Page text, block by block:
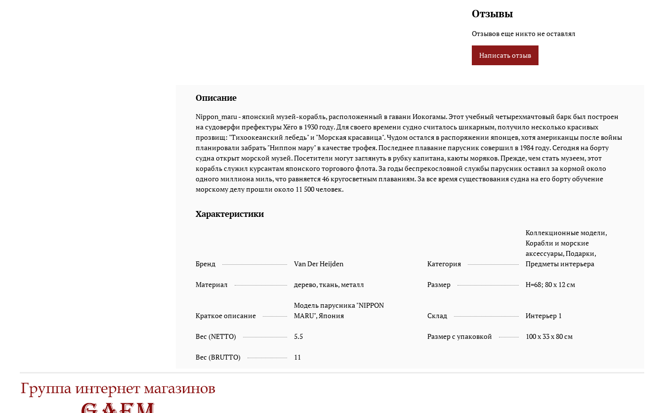
торгового флота. За годы беспрекословной службы
миллиона миль, что равняется 46 кругосветным
плаваниям. За все время существования судна на его
борту обучение морскому делу прошли около 11 500
человек.
Отзывы
Отзывов еще никто не оставлял
Написать отзыв
Описание
Nippon_maru - японский музей-корабль, расположенный в гавани Иокогамы. Этот учебный четырехмачтовый барк был построен
на судоверфи префектуры Хёго в 1930 году. Для своего времени судно считалось шикарным, получило несколько красивых
прозвищ: "Тихоокеанский лебедь" и "Морская красавица". Чудом остался в распоряжении японцев, хотя американцы после войны
планировали забрать "Ниппон мару" в качестве трофея. Последнее плавание парусник совершил в 1984 году. Сегодня на борту
судна открыт морской музей. Посетители могут заглянуть в рубку капитана, каюты моряков. Прежде, чем стать музеем, этот
корабль служил курсантам японского торгового флота. За годы беспрекословной службы парусник оставил за кормой около
одного миллиона миль, что равняется 46 кругосветным плаваниям. За все время существования судна на его борту обучение
морскому делу прошли около 11 500 человек.
Характеристики
Бренд Van Der Heijden Категория
Коллекционные модели,
Корабли и морские
аксессуары, Подарки,
Предметы интерьера
Материал дерево, ткань, металл Размер Н=68; 80 х 12 см
Краткое описание
Модель парусника "NIPPON
MARU", Япония
Склад Интерьер 1
Вес (NETTO) 5.5 Размер с упаковкой 100 х 33 х 80 см
Вес (BRUTTO) 11